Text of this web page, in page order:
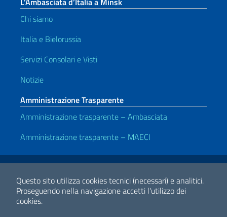
Questo sito utilizza cookies tecnici (necessari) e analitici.
Proseguendo nella navigazione accetti l'utilizzo dei
cookies.
Chi siamo
Italia e Bielorussia
Servizi Consolari e Visti
Notizie
Amministrazione Trasparente
Amministrazione trasparente – Ambasciata
Amministrazione trasparente – MAECI
Link Utili